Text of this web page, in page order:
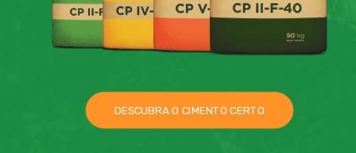
DESCUBRA O CIMENTO CERTO